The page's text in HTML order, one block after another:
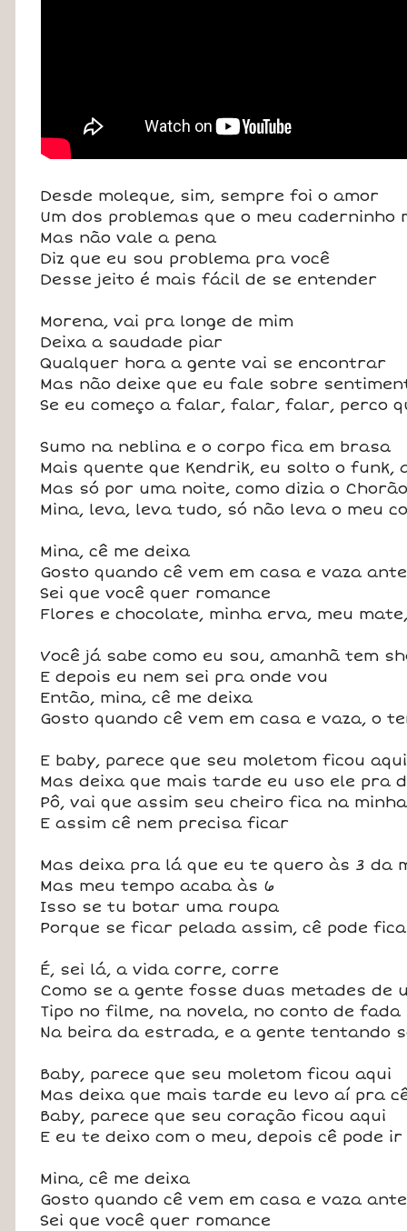
Desde moleque, sim, sempre foi o amor
Um dos problemas que o meu caderninho
Mas não vale a pena
Diz que eu sou problema pra você
Desse jeito é mais fácil de se entender
Morena, vai pra longe de mim
Deixa a saudade piar
Qualquer hora a gente vai se encontrar
Mas não deixe que eu fale sobre
Se eu começo a falar, falar, falar, perco
Sumo na neblina e o corpo fica em brasa
Mais quente que Kendrik, eu solto o funk,
Mas só por uma noite, como dizia o
Mina, leva, leva tudo, só não leva o meu
Mina, cê me deixa
Gosto quando cê vem em casa e vaza
Sei que você quer romance
Flores e chocolate, minha erva, meu
Você já sabe como eu sou, amanhã tem
E depois eu nem sei pra onde vou
Então, mina, cê me deixa
Gosto quando cê vem em casa e vaza, o
E baby, parece que seu moletom ficou aqui
Mas deixa que mais tarde eu uso ele pra
Pô, vai que assim seu cheiro fica na
E assim cê nem precisa ficar
Mas deixa pra lá que eu te quero às 3 da
Mas meu tempo acaba às 6
Isso se tu botar uma roupa
Porque se ficar pelada assim, cê pode
É, sei lá, a vida corre, corre
Como se a gente fosse duas metades de
Tipo no filme, na novela, no conto de fada
Na beira da estrada, e a gente tentando
Baby, parece que seu moletom ficou aqui
Mas deixa que mais tarde eu levo aí pra
Baby, parece que seu coração ficou aqui
E eu te deixo com o meu, depois cê pode ir
Mina, cê me deixa
Gosto quando cê vem em casa e vaza
Sei que você quer romance